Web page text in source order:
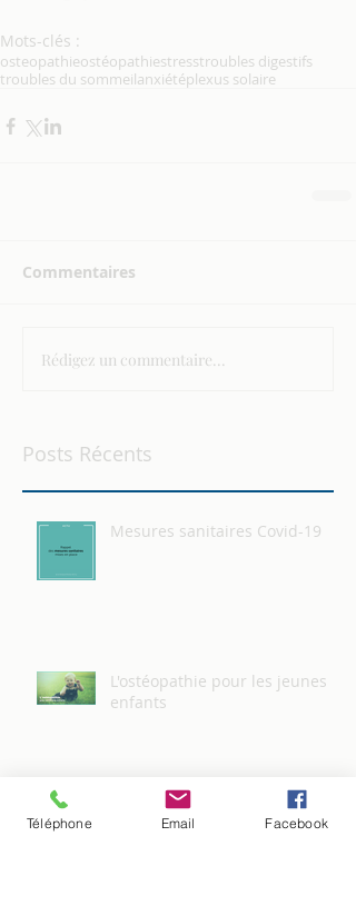
Mots-clés :
osteopathieostéopathiestresstroubles digestifs
troubles du sommeilanxiétéplexus solaire
Commentaires
Rédigez un commentaire...
Posts Récents
Mesures sanitaires Covid-19
L'ostéopathie pour les jeunes
enfants
Une rentrée des classes sans
mal de dos
Téléphone Email Facebook